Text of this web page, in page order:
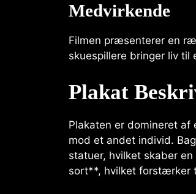
Medvirkende
Filmen præsenterer en
skuespillere bringer liv
Plakat
Plakaten er domineret af
mod et andet individ.
statuer, hvilket skaber
sort**, hvilket forstærker